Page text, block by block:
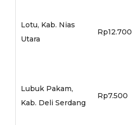
Lotu, Kab. Nias
Utara
Rp12.700
Lubuk Pakam,
Kab. Deli Serdang
Rp7.500